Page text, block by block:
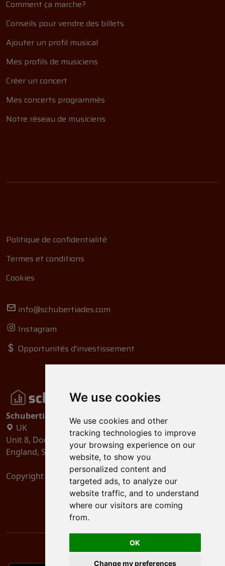
We use cookies
We use cookies and other
tracking technologies to improve
your browsing experience on our
website, to show you
personalized content and
targeted ads, to analyze our
website traffic, and to understand
where our visitors are coming
from.
OK
Change my preferences
Comment ça marche?
Conseils pour vendre des billets
Ajouter un profil musical
Mes profils de musiciens
Créer un concert
Mes concerts programmés
Notre réseau de musiciens
Politique de confidentialité
Termes et conditions
Cookies
info@schubertiades.com
Instagram
Opportunités d'investissement
Schubertiades, Ltd.
UK
Unit 8, Dock Offices, Surrey Quays Road, London
England, SE16 2XU
Copyright 2024 Schubertiades, Ltd.